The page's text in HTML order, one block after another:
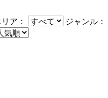
ア：
ジャンル：